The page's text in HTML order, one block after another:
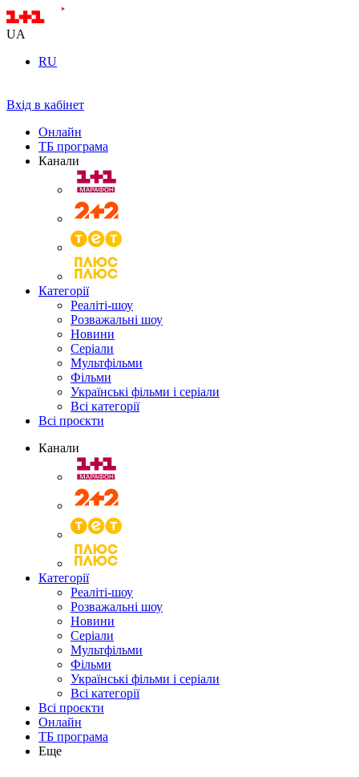
UA
RU
Вхід в кабінет
Онлайн
ТБ програма
Канали
Категорії
Реаліті-шоу
Розважальні шоу
Новини
Серіали
Мультфільми
Фільми
Українські фільми і серіали
Всі категорії
Всі проєкти
Канали
Категорії
Реаліті-шоу
Розважальні шоу
Новини
Серіали
Мультфільми
Фільми
Українські фільми і серіали
Всі категорії
Всі проєкти
Онлайн
ТБ програма
Еще